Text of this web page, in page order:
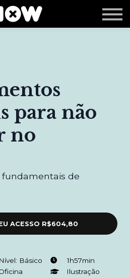
Shop
Zupi
para não
no
fundamentais de
ACESSO R$604,80
Nível: Básico
1h57min
Ilustração